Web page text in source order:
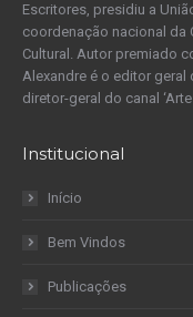
Escritores, presidiu a
coordenação nacional da
Cultural. Autor premiado
Alexandre é o editor geral
diretor-geral do canal ‘Arte
Institucional
Início
Bem Vindos
Publicações